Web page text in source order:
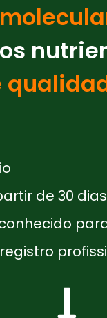
de 30 dias